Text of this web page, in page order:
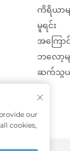
ကိရိယာမ
မူရင်း
အကြော
ဘလော့မျ
ဆက်သွ
our
cookies,